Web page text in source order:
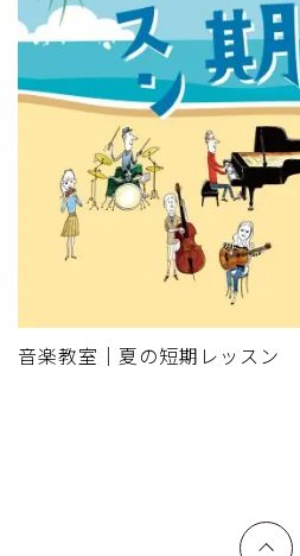
音楽教室｜夏の短期レッスン
上へ戻る